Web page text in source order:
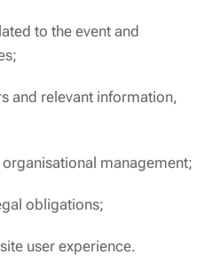
to the event and
and relevant information,
management;
obligations;
user experience.